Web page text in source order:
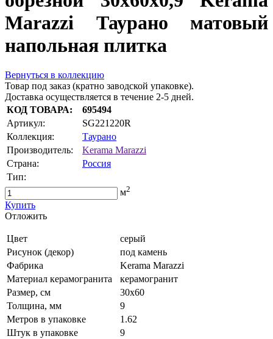
Marazzi Таурано матовый
напольная плитка
Вернуться в коллекцию
Товар под заказ (кратно заводской упаковке).
Доставка осуществляется в течение 2-5 дней.
КОД ТОВАРА:
695494
Артикул:
SG221220R
Коллекция:
Таурано
Производитель:
Kerama Marazzi
Страна:
Россия
Тип:
м2
Купить
Oтложить
Цвет
серый
Рисунок (декор)
под камень
Фабрика
Kerama Marazzi
Материал керамогранита
керамогранит
Размер, см
30х60
Толщина, мм
9
Метров в упаковке
1.62
Штук в упаковке
9